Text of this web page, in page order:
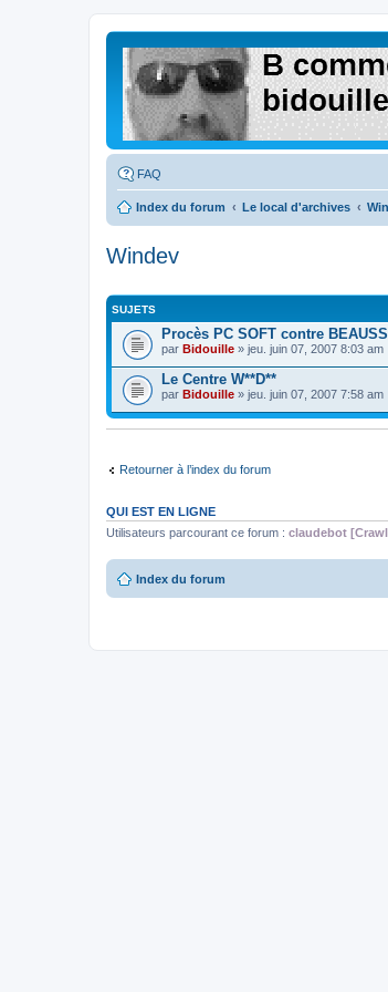
FAQ
Index du forum Le local d'archives
Windev
SUJETS
Procès PC SOFT contre
par Bidouille » jeu. juin 07, 2007 8:03 am
Le Centre W**D**
par Bidouille » jeu. juin 07, 2007 7:58 am
Retourner à l’index du forum
QUI EST EN LIGNE
Utilisateurs parcourant ce forum : claudebot
Index du forum